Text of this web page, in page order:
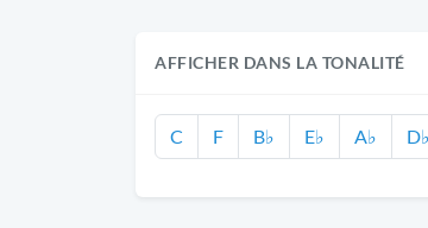
AFFICHER DANS LA TONALITÉ
C F B♭ E♭ A♭ D♭